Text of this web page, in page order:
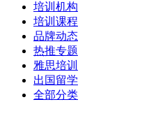
培训机构
培训课程
品牌动态
热推专题
雅思培训
出国留学
全部分类